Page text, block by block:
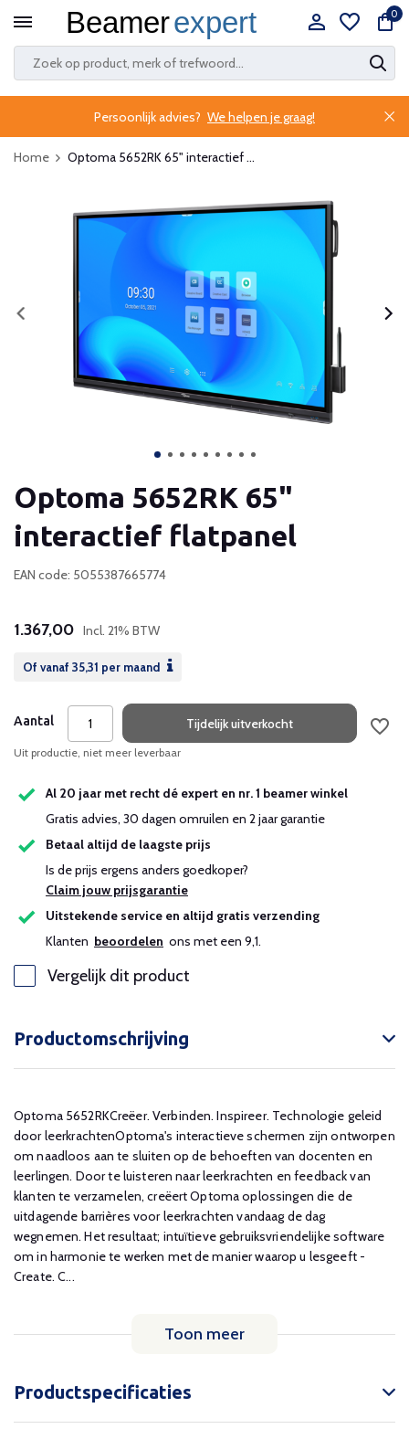
0
Persoonlijk advies? We helpen je graag!
Home Optoma 5652RK 65" interactief ...
Optoma 5652RK 65"
interactief flatpanel
EAN code: 5055387665774
1.367,00 Incl. 21% BTW
Of vanaf 35,31 per maand
Aantal Tijdelijk uitverkocht
Uit productie, niet meer leverbaar
Al 20 jaar met recht dé expert en nr. 1 beamer winkel
Gratis advies, 30 dagen omruilen en 2 jaar garantie
Betaal altijd de laagste prijs
Is de prijs ergens anders goedkoper?
Claim jouw prijsgarantie
Uitstekende service en altijd gratis verzending
Klanten beoordelen ons met een 9,1.
Vergelijk dit product
Productomschrijving
Optoma 5652RKCreëer. Verbinden. Inspireer. Technologie geleid
door leerkrachtenOptoma's interactieve schermen zijn ontworpen
om naadloos aan te sluiten op de behoeften van docenten en
leerlingen. Door te luisteren naar leerkrachten en feedback van
klanten te verzamelen, creëert Optoma oplossingen die de
uitdagende barrières voor leerkrachten vandaag de dag
wegnemen. Het resultaat; intuïtieve gebruiksvriendelijke software
om in harmonie te werken met de manier waarop u lesgeeft -
Create. C...
Toon meer
Productspecificaties